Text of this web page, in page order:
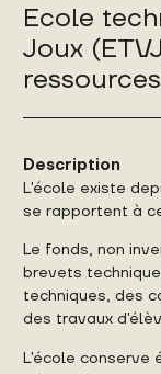
Ecole
Joux
Description
L'école existe
se rapportent à
Le fonds, non
brevets
techniques, des
des travaux
L'école conserve